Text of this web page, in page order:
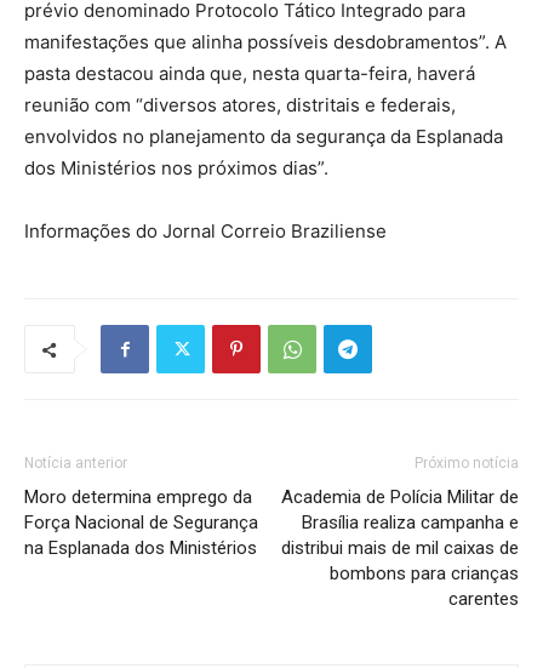
prévio denominado Protocolo Tático Integrado para
manifestações que alinha possíveis desdobramentos”. A
pasta destacou ainda que, nesta quarta-feira, haverá
reunião com “diversos atores, distritais e federais,
envolvidos no planejamento da segurança da Esplanada
dos Ministérios nos próximos dias”.
Informações do Jornal Correio Braziliense
Notícia anterior
Moro determina emprego da
Força Nacional de Segurança
na Esplanada dos Ministérios
Próximo notícia
Academia de Polícia Militar de
Brasília realiza campanha e
distribui mais de mil caixas de
bombons para crianças
carentes